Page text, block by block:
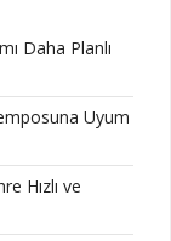
Daha Planlı
Uyum
Hızlı ve